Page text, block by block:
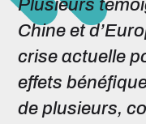
Plusieurs
Chine et
crise actuelle
effets
de plusieurs,